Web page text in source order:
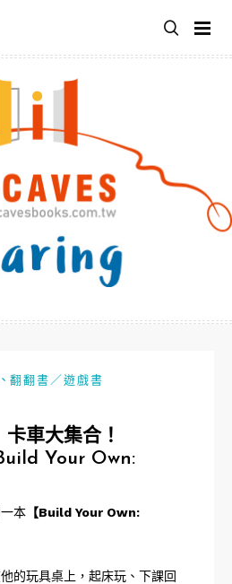
、 翻翻書／遊戲書
卡車大集合！
Your Own:
本 【Build Your Own:
的玩具桌上，起床玩、下課回